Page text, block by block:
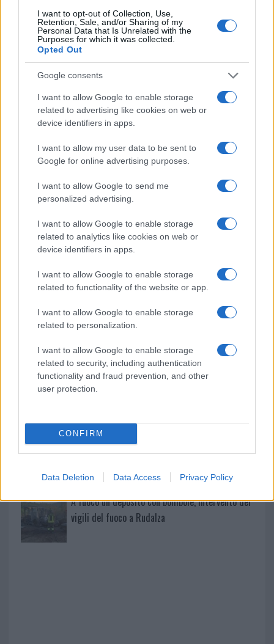
I want to opt-out of Collection, Use,
Retention, Sale, and/or Sharing of my
Personal Data that Is Unrelated with the
Purposes for which it was collected.
Opted Out
Google consents
I want to allow Google to enable storage
related to advertising like cookies on web or
device identifiers in apps.
I want to allow my user data to be sent to
Google for online advertising purposes.
I want to allow Google to send me
personalized advertising.
I want to allow Google to enable storage
related to analytics like cookies on web or
device identifiers in apps.
I want to allow Google to enable storage
related to functionality of the website or app.
I want to allow Google to enable storage
related to personalization.
I want to allow Google to enable storage
related to security, including authentication
functionality and fraud prevention, and other
user protection.
CONFIRM
Data Deletion Data Access Privacy Policy
Condividi l'articolo
F
a
ce
b
o
o
k
T
w
it
te
r
Pi
n
te
re
st
W
h
s
A
p
p
S
h
re
Prossimo articolo
NOTIZIE RECENTI
Sangue, musica e solidarietà con Avis Olbia al
Delta Center
Meteo Olbia 9 agosto, temperature in calo
Salmo finisce in ospedale a Catania, ma il tour
va avanti: “Sicilia, ci sono”
Jovanotti, Gabry Ponte e Alfa: Olbia ombelico del
mondo per una notte
Incendio nella notte a Olbia, a fuoco due furgoni
A fuoco un deposito con bombole, intervento dei
vigili del fuoco a Rudalza